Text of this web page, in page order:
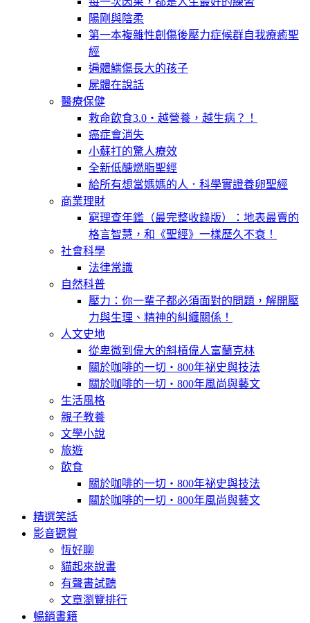
陽剛與陰柔
第一本複雜性創傷後壓力症候群自我療癒聖
經
遍體鱗傷長大的孩子
屍體在說話
醫療保健
救命飲食3.0‧越營養，越生病？！
癌症會消失
小蘇打的驚人療效
全新低醣燃脂聖經
給所有想當媽媽的人．科學實證養卵聖經
商業理財
窮理查年鑑（最完整收錄版）：地表最賣的
格言智慧，和《聖經》一樣歷久不衰！
社會科學
法律常識
自然科普
壓力：你一輩子都必須面對的問題，解開壓
力與生理、精神的糾纏關係！
人文史地
從卑微到偉大的斜槓偉人富蘭克林
關於咖啡的一切‧800年祕史與技法
關於咖啡的一切‧800年風尚與藝文
生活風格
親子教養
文學小說
旅遊
飲食
關於咖啡的一切‧800年祕史與技法
關於咖啡的一切‧800年風尚與藝文
精選笑話
影音觀賞
恆好聊
貓起來說書
有聲書試聽
文章瀏覽排行
暢銷書籍